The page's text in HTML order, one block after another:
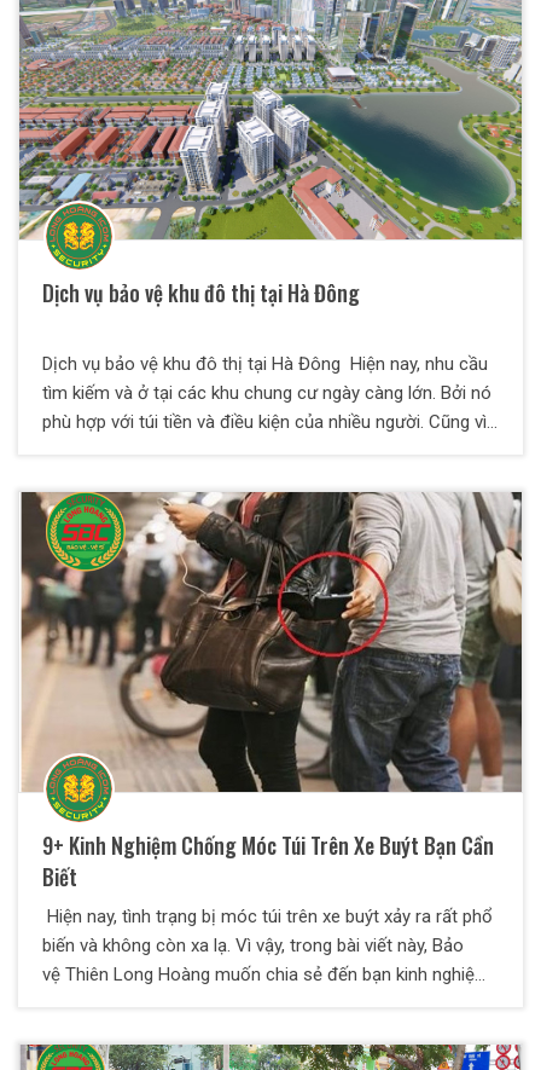
Dịch vụ bảo vệ khu đô thị tại Hà Đông
Dịch vụ bảo vệ khu đô thị tại Hà Đông Hiện nay, nhu cầu
tìm kiếm và ở tại các khu chung cư ngày càng lớn. Bởi nó
phù hợp với túi tiền và điều kiện của nhiều người. Cũng vì
nhiên, đây cũng là mục tiêu hàng đầu cho tội phạm và kẻ
xấu trộm cắp, dễ mất an ninh nếu không có sự quản lý và
bảo vệ chặt chẽ. Dịch vụ bảo vệ tại Hà Đông cho khu đô
thị mở ra sẽ giải quyết tốt khâu an ninh cho ban quản lý
khu đô thị.
9+ Kinh Nghiệm Chống Móc Túi Trên Xe Buýt Bạn Cần
Biết
Hiện nay, tình trạng bị móc túi trên xe buýt xảy ra rất phổ
biến và không còn xa lạ. Vì vậy, trong bài viết này, Bảo
vệ Thiên Long Hoàng muốn chia sẻ đến bạn kinh nghiệm